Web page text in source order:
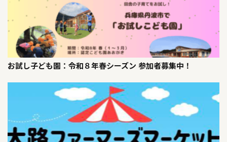
お試し子ども園：令和８年春シーズン 参加者募集中！